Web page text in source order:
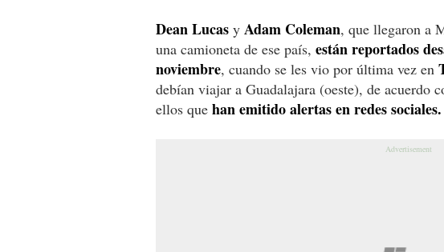
Dean Lucas y Adam Coleman, que llegaron a
una camioneta de ese país, están reportados
noviembre, cuando se les vio por última vez en
debían viajar a Guadalajara (oeste), de acuerdo
ellos que han emitido alertas en redes sociales.